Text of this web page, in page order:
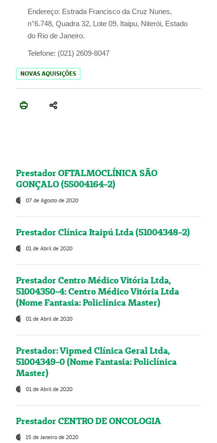
Endereço: Estrada Francisco da Cruz Nunes,
n°6.748, Quadra 32, Lote 09, Itaipu, Niterói, Estado
do Rio de Janeiro.
Telefone: (021) 2609-8047
NOVAS AQUISIÇÕES
Prestador OFTALMOCLÍNICA SÃO
GONÇALO (55004164-2)
07 de Agosto de 2020
Prestador Clínica Itaipú Ltda (51004348-2)
01 de Abril de 2020
Prestador Centro Médico Vitória Ltda,
51004350-4: Centro Médico Vitória Ltda
(Nome Fantasia: Policlínica Master)
01 de Abril de 2020
Prestador: Vipmed Clínica Geral Ltda,
51004349-0 (Nome Fantasia: Policlínica
Master)
01 de Abril de 2020
Prestador CENTRO DE ONCOLOGIA
15 de Janeiro de 2020